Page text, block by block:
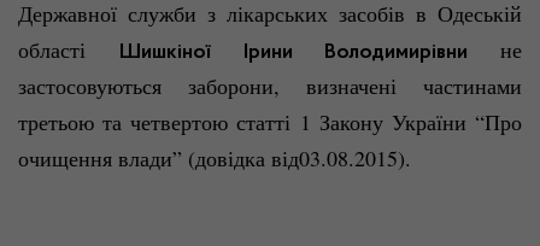
Державної служби з лікарських засобів в Одеській
області
Шишкіної Ірини Володимирівни не
застосовуються заборони, визначені частинами
третьою та четвертою статті 1 Закону України “Про
очищення влади” (довідка від03.08.2015).